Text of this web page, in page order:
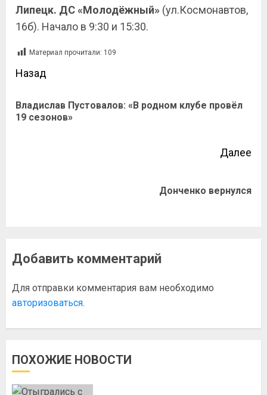
Липецк. ДС «Молодёжный» (ул.Космонавтов,
16б). Начало в 9:30 и 15:30.
Материал прочитали: 109
Назад
Владислав Пустовалов: «В родном клубе провёл
19 сезонов»
Далее
Донченко вернулся
Добавить комментарий
Для отправки комментария вам необходимо
авторизоваться.
ПОХОЖИЕ НОВОСТИ